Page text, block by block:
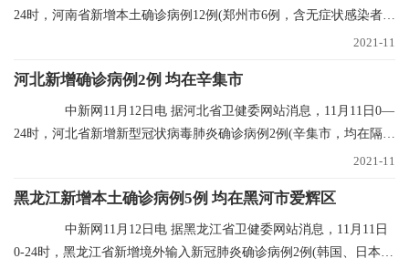
24时，河南省新增本土确诊病例12例(郑州市6例，含无症状感染者转
2021-11
河北新增确诊病例2例 均在辛集市
中新网11月12日电 据河北省卫健委网站消息，11月11日0—
24时，河北省新增新型冠状病毒肺炎确诊病例2例(辛集市，均在隔离
2021-11
黑龙江新增本土确诊病例5例 均在黑河市爱辉区
中新网11月12日电 据黑龙江省卫健委网站消息，11月11日
0-24时，黑龙江省新增境外输入新冠肺炎确诊病例2例(韩国、日本输